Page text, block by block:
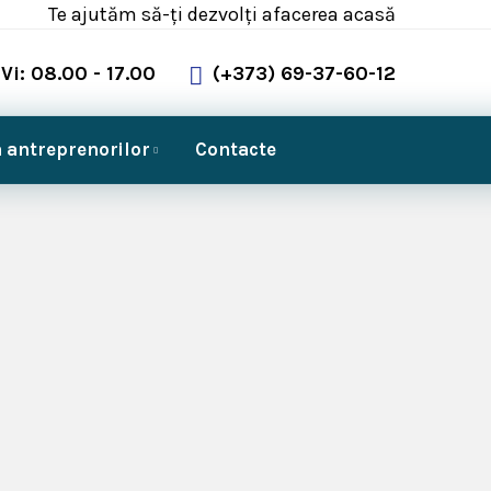
Te ajutăm să-ți dezvolți afacerea acasă
08.00 - 17.00 (+373) 69-37-60-12
antreprenorilor Contacte